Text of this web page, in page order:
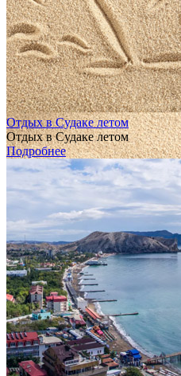
Отдых в Судаке летом
Отдых в Судаке летом
Подробнее